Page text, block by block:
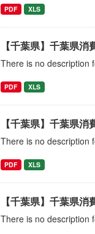
PDF XLS
【千葉県】千葉県
There is no description
PDF XLS
【千葉県】千葉県
There is no description
PDF XLS
【千葉県】千葉県
There is no description